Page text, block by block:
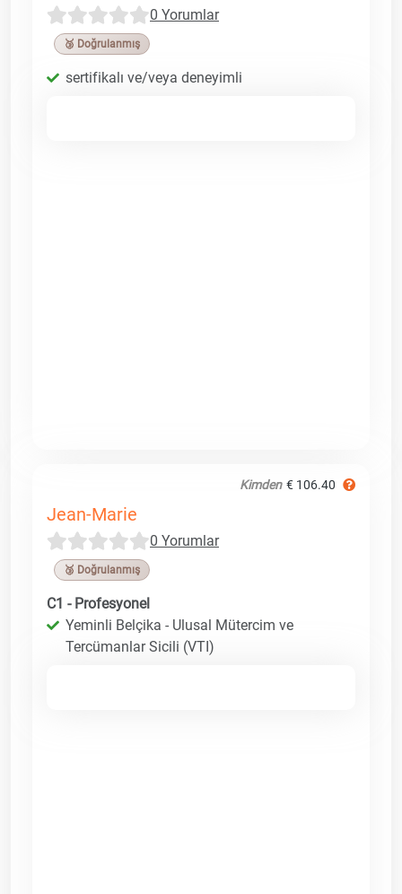
0 Yorumlar
🥉 Doğrulanmış
sertifikalı ve/veya deneyimli
Kimden € 106.40
Jean-Marie
0 Yorumlar
🥉 Doğrulanmış
C1 - Profesyonel
Yeminli Belçika - Ulusal Mütercim ve
Tercümanlar Sicili (VTI)